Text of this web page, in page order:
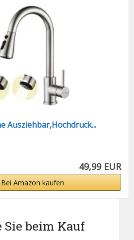
Ausziehbar,Hochdruck...
49,99 EUR
Bei Amazon kaufen
beim Kauf